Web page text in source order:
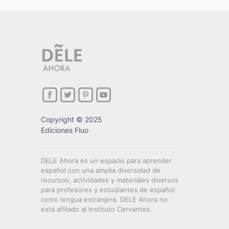
Copyright © 2025
Ediciones Fluo
DELE Ahora es un espacio para aprender
español con una amplia diversidad de
recursos, actividades y materiales diversos
para profesores y estudiantes de español
como lengua extranjera. DELE Ahora no
está afiliado al Instituto Cervantes.